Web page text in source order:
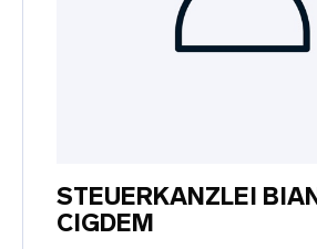
STEUERKANZLEI
CIGDEM